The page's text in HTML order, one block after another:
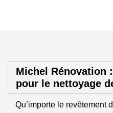
Michel Rénovation
pour le nettoyage
Qu’importe le revêtement